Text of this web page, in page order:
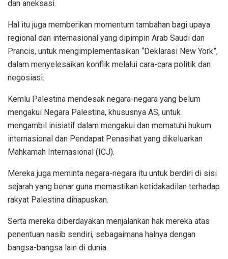
dan aneksasi.
Hal itu juga memberikan momentum tambahan bagi upaya
regional dan internasional yang dipimpin Arab Saudi dan
Prancis, untuk mengimplementasikan “Deklarasi New York”,
dalam menyelesaikan konflik melalui cara-cara politik dan
negosiasi.
Kemlu Palestina mendesak negara-negara yang belum
mengakui Negara Palestina, khususnya AS, untuk
mengambil inisiatif dalam mengakui dan mematuhi hukum
internasional dan Pendapat Penasihat yang dikeluarkan
Mahkamah Internasional (ICJ).
Mereka juga meminta negara-negara itu untuk berdiri di sisi
sejarah yang benar guna memastikan ketidakadilan terhadap
rakyat Palestina dihapuskan.
Serta mereka diberdayakan menjalankan hak mereka atas
penentuan nasib sendiri, sebagaimana halnya dengan
bangsa-bangsa lain di dunia.